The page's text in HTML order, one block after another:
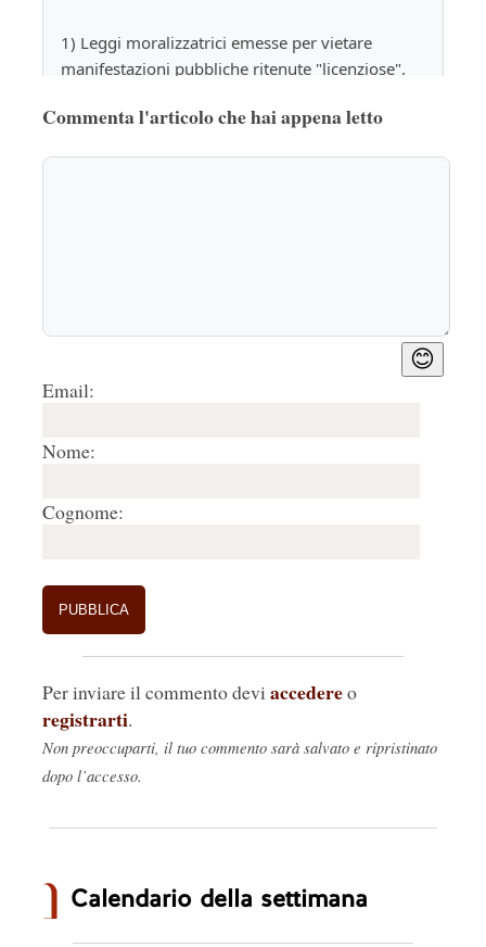
1) Leggi moralizzatrici emesse per vietare
manifestazioni pubbliche ritenute "licenziose".
Molto interessante, consiglio di provare Ernesto,
l'App e piattaforma web utilissima e gratis per
https://ww.ernesto.it
Commenta l'articolo che hai appena letto
😊
Email:
Nome:
Cognome:
Per inviare il commento devi accedereo
registrarti.
Non preoccuparti, il tuo commento sarà salvato e ripristinato
dopo l’accesso.
Calendario della settimana